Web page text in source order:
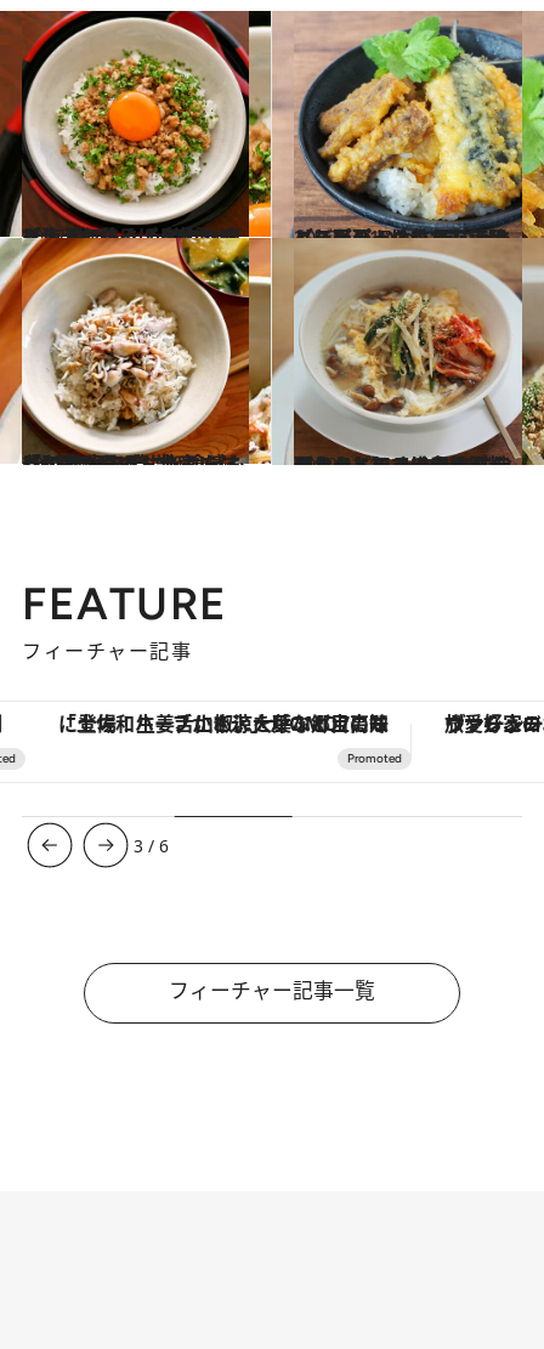
2022.11.18
【大人の鶏そぼろ丼レシピ】 黒こしょうとパセリで大人な味に！ 鶏むね肉を使うとさっぱり仕上がる
グルメ 2022.11.17
【スーパーのいわし活用レシピ】 いわし天ぷらとごぼ天のっけ丼 ふにゃっとした天ぷらもまた美味
グルメ
2022.11.16
【和歌山県のお土産レシピ】 箕島で手に入れた「イカしらす」丼 しらす×イカで旨み倍増＆食感も豊か
グルメ 2022.11.15
【おうちでできる韓国料理レシピ】 もやしとニラのナムルのっけクッパ なめこのとろみで卵ふ～んわり
グルメ
FEATURE
フィーチャー記事
「土佐和ハーブかき氷」がOMO7高知に登場！生姜、山椒、大葉など目にも舌にも涼を呼ぶ郷土の味 ヴァシュロン・コンスタンタ
3 /6
フィーチャー記事一覧